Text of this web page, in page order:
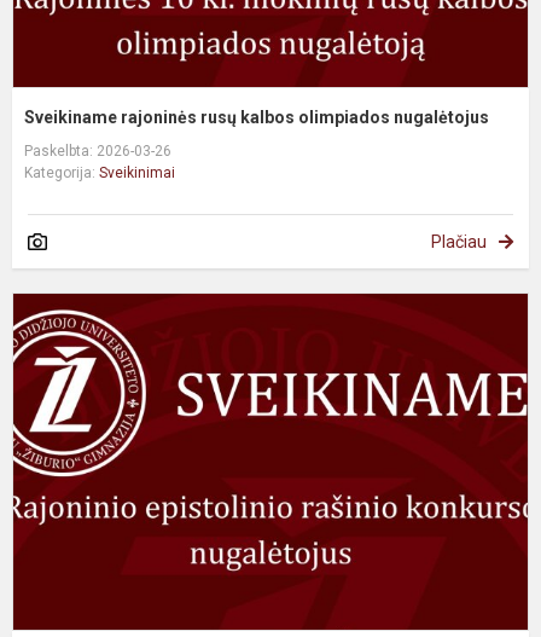
Sveikiname rajoninės rusų kalbos olimpiados nugalėtojus
Paskelbta: 2026-03-26
Kategorija: Sveikinimai
Plačiau